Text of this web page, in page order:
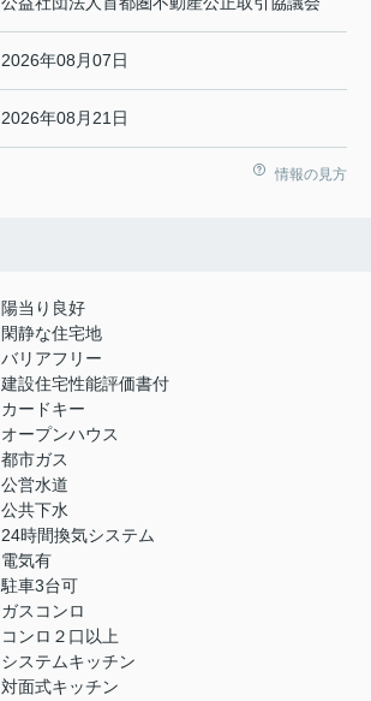
2026年08月07日
2026年08月21日
情報の見方
陽当り良好
閑静な住宅地
バリアフリー
建設住宅性能評価書付
カードキー
オープンハウス
都市ガス
公営水道
公共下水
24時間換気システム
電気有
駐車3台可
ガスコンロ
コンロ２口以上
システムキッチン
対面式キッチン